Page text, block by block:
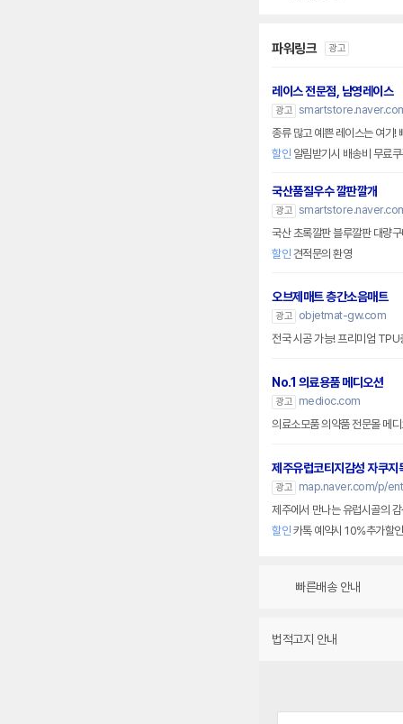
파워링크 광고
레이스 전문점, 남영레이스
광고
종류 많고 예쁜 레이스는 여기!
할인 알림받기시 배송비 무료
국산품질우수 깔판깔개
광고
국산 초록깔판 블루깔판 대량
할인 견적문의 환영
오브제매트 층간소음매트
광고
objetmat-gw.com
전국 시공 가능! 프리미엄
No.1 의료용품 메디오션
광고
medioc.com
의료소모품 의약품 전문몰 메
제주유럽코티지감성 자쿠지
광고
map.naver.com/p/
제주에서 만나는 유럽시골의
할인 카톡 예약시 10%추가할인
빠른배송 안내
법적고지 안내